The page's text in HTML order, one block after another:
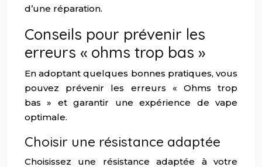
d’une réparation.
Conseils pour prévenir les
erreurs « ohms trop bas »
En adoptant quelques bonnes pratiques, vous
pouvez prévenir les erreurs « Ohms trop
bas » et garantir une expérience de vape
optimale.
Choisir une résistance adaptée
Choisissez une résistance adaptée à votre